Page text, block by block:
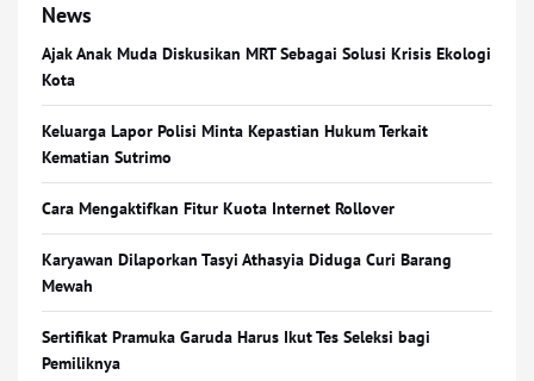
News
Ajak Anak Muda Diskusikan MRT Sebagai Solusi Krisis Ekologi
Kota
Keluarga Lapor Polisi Minta Kepastian Hukum Terkait
Kematian Sutrimo
Cara Mengaktifkan Fitur Kuota Internet Rollover
Karyawan Dilaporkan Tasyi Athasyia Diduga Curi Barang
Mewah
Sertifikat Pramuka Garuda Harus Ikut Tes Seleksi bagi
Pemiliknya